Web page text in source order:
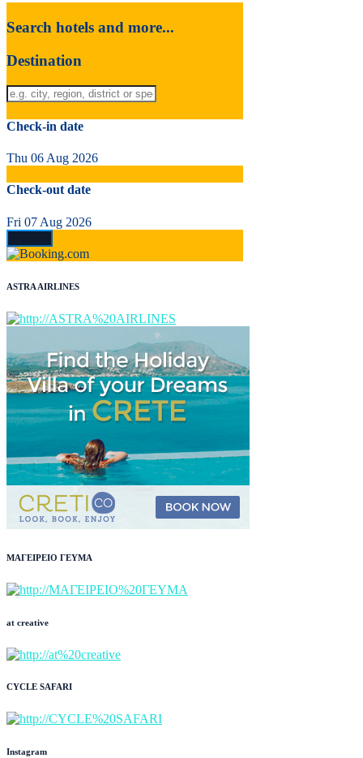
Search hotels and more...
Destination
Check-in date
Thu 06 Aug 2026
Check-out date
Fri 07 Aug 2026
ASTRA AIRLINES
ΜΑΓΕΙΡΕΙΟ ΓΕΥΜΑ
at creative
CYCLE SAFARI
Instagram